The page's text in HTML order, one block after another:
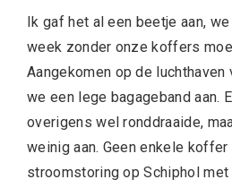
Ik gaf het al een beetje aan,
week zonder onze koffers
Aangekomen op de
we een lege bagageband aan.
overigens wel ronddraaide,
weinig aan. Geen enkele
stroomstoring op Schiphol met